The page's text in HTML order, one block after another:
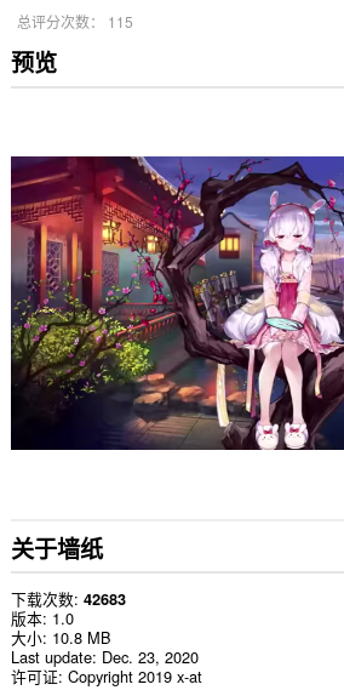
总评分次数： 115
预览
关于墙纸
下载次数 42683
版本 1.0
大小 10.8 MB
Last update Dec. 23, 2020
许可证 Copyright 2019 x-at